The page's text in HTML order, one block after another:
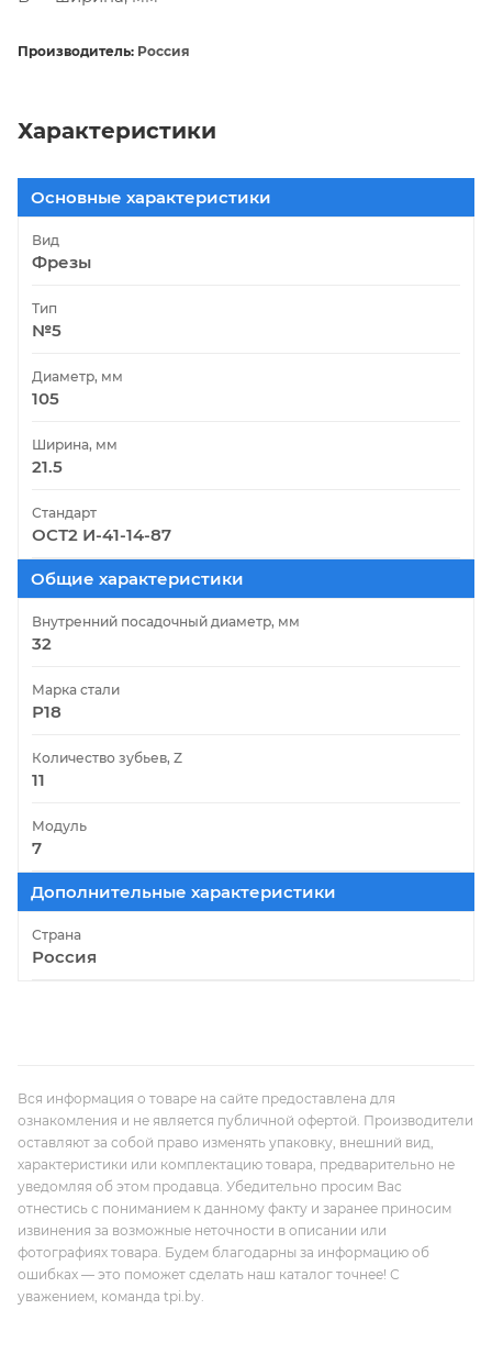
Производитель: Россия
Характеристики
Основные характеристики
Вид
Фрезы
Тип
№5
Диаметр, мм
105
Ширина, мм
21.5
Стандарт
ОСТ2 И-41-14-87
Общие характеристики
Внутренний посадочный диаметр, мм
32
Марка стали
Р18
Количество зубьев, Z
11
Модуль
7
Дополнительные характеристики
Страна
Россия
Вся информация о товаре на сайте предоставлена для
ознакомления и не является публичной офертой. Производители
оставляют за собой право изменять упаковку, внешний вид,
характеристики или комплектацию товара, предварительно не
уведомляя об этом продавца. Убедительно просим Вас
отнестись с пониманием к данному факту и заранее приносим
извинения за возможные неточности в описании или
фотографиях товара. Будем благодарны за информацию об
ошибках — это поможет сделать наш каталог точнее! С
уважением, команда tpi.by.